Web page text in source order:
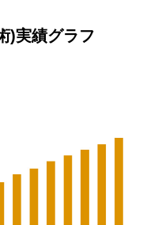
)実績グラフ